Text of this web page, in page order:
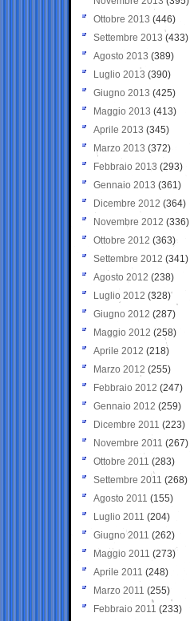
Ottobre 2013 (446)
Settembre 2013 (433)
Agosto 2013 (389)
Luglio 2013 (390)
Giugno 2013 (425)
Maggio 2013 (413)
Aprile 2013 (345)
Marzo 2013 (372)
Febbraio 2013 (293)
Gennaio 2013 (361)
Dicembre 2012 (364)
Novembre 2012 (336)
Ottobre 2012 (363)
Settembre 2012 (341)
Agosto 2012 (238)
Luglio 2012 (328)
Giugno 2012 (287)
Maggio 2012 (258)
Aprile 2012 (218)
Marzo 2012 (255)
Febbraio 2012 (247)
Gennaio 2012 (259)
Dicembre 2011 (223)
Novembre 2011 (267)
Ottobre 2011 (283)
Settembre 2011 (268)
Agosto 2011 (155)
Luglio 2011 (204)
Giugno 2011 (262)
Maggio 2011 (273)
Aprile 2011 (248)
Marzo 2011 (255)
Febbraio 2011 (233)